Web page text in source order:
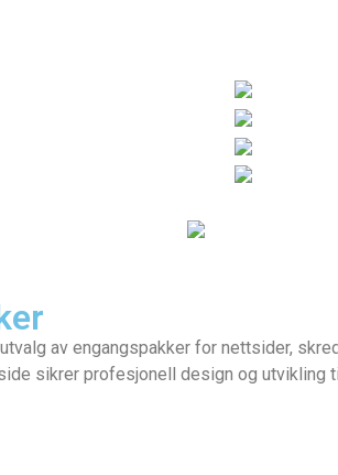
av engangspakker for nettsider,
sikrer profesjonell design og utvikling